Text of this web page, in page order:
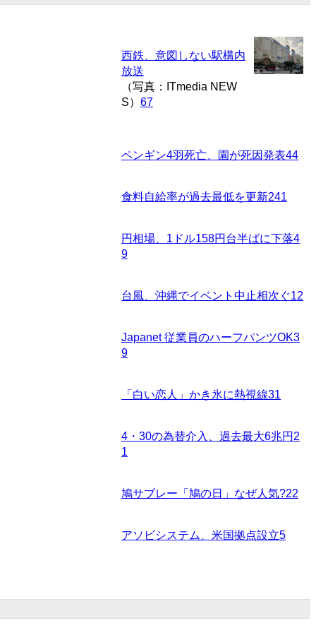
西鉄、意図しない駅構内
放送
（写真：ITmedia NEW
S） 67
ペンギン4羽死亡、園が死因発表44
食料自給率が過去最低を更新241
円相場、1ドル158円台半ばに下落4
9
台風、沖縄でイベント中止相次ぐ12
Japanet 従業員のハーフパンツOK3
9
「白い恋人」かき氷に熱視線31
4・30の為替介入、過去最大6兆円 2
1
鳩サブレー「鳩の日」なぜ人気?22
アソビシステム、米国拠点設立5